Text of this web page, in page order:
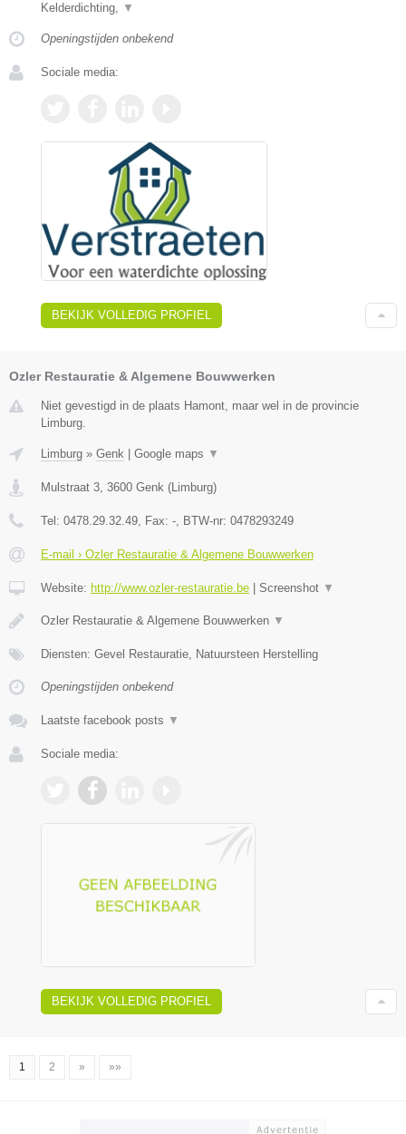
Kelderdichting, ▼
Openingstijden onbekend
Sociale media:
BEKIJK VOLLEDIG PROFIEL
Ozler Restauratie & Algemene Bouwwerken
Niet gevestigd in de plaats Hamont, maar wel in de provincie
Limburg.
Limburg » Genk Google maps ▼
Mulstraat 3 3600 Genk ( Limburg)
Tel: 0478.29.32.49 , Fax: - , BTW-nr: 0478293249
E-mail › Ozler Restauratie & Algemene Bouwwerken
Website: http://www.ozler-restauratie.be Screenshot ▼
Ozler Restauratie & Algemene Bouwwerken ▼
Diensten: Gevel Restauratie, Natuursteen Herstelling
Openingstijden onbekend
Laatste facebook posts ▼
Sociale media:
BEKIJK VOLLEDIG PROFIEL
1 2 » »»